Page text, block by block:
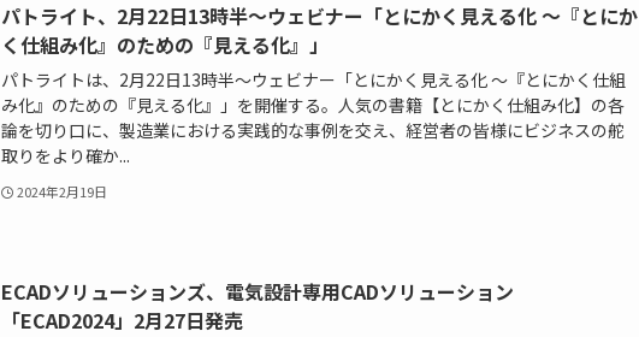
パトライト、2月22日13時半〜ウェビナー「とにかく見える化 ～『とにか
く仕組み化』のための『見える化』」
パトライトは、2月22日13時半〜ウェビナー「とにかく見える化 ～『とにかく仕組
み化』のための『見える化』」を開催する。人気の書籍【とにかく仕組み化】の各
論を切り口に、製造業における実践的な事例を交え、経営者の皆様にビジネスの舵
取りをより確か...
2024年2月19日
ECADソリューションズ、電気設計専用CADソリューション
「ECAD2024」2月27日発売